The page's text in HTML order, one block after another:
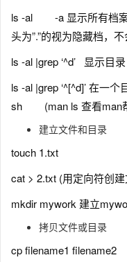
ls -al -a 显示所有档案
头为”.”的视为隐藏档，
ls -al |grep ‘^d’ 显示目录
ls -al |grep ‘^[^d]’ 在一
sh (man ls 查看man
建立文件和目录
touch 1.txt
cat > 2.txt (用定向符创
mkdir mywork 建立
拷贝文件或目录
cp filename1 filename2